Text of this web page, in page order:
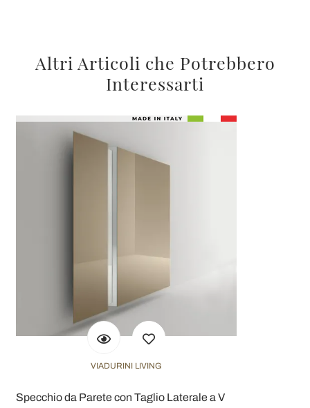
Altri Articoli che Potrebbero
Interessarti
VIADURINI LIVING
Specchio da Parete con Taglio Laterale a V